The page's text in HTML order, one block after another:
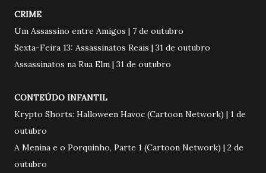
CRIME
Um Assassino entre Amigos | 7 de outubro
Sexta-Feira 13: Assassinatos Reais | 31 de outubro
Assassinatos na Rua Elm | 31 de outubro
CONTEÚDO INFANTIL
Krypto Shorts: Halloween Havoc (Cartoon Network) | 1 de
outubro
A Menina e o Porquinho, Parte 1 (Cartoon Network) | 2 de
outubro